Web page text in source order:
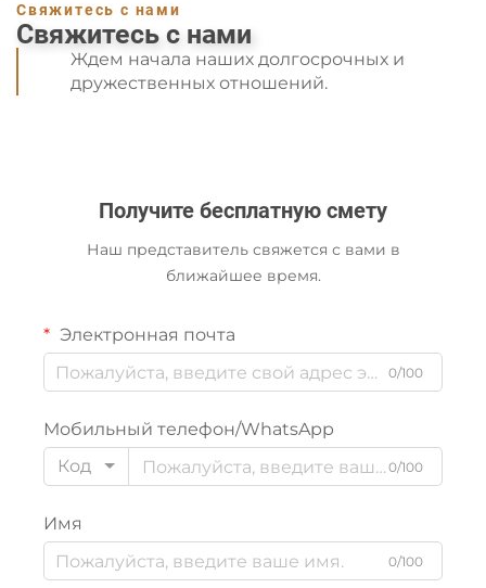
Свяжитесь с нами
Свяжитесь с нами
Ждем начала наших долгосрочных и
дружественных отношений.
Получите бесплатную смету
Наш представитель свяжется с вами в
ближайшее время.
Электронная почта
0/100
Мобильный телефон/WhatsApp
Код
0/100
Имя
0/100